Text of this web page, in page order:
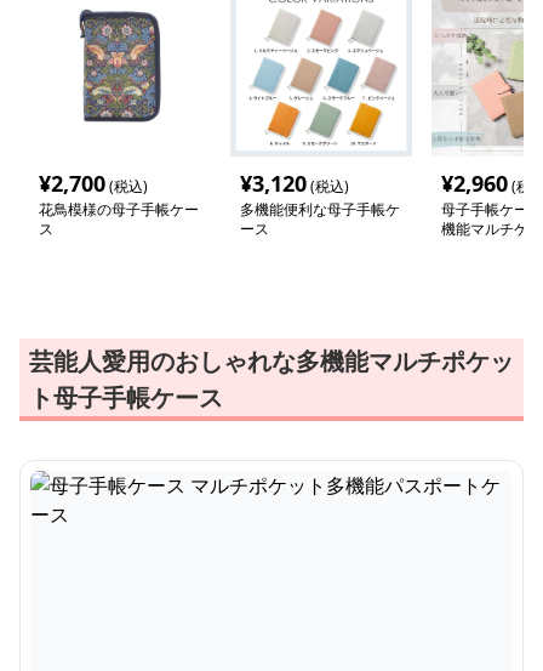
¥2,700(税込)
花鳥模様の母子手帳ケー
ス
¥3,120(税込)
多機能便利な母子手帳ケ
ース
¥2,960(税
母子手帳ケー
機能マルチケ
芸能人愛用のおしゃれな多機能マルチポケッ
ト母子手帳ケース